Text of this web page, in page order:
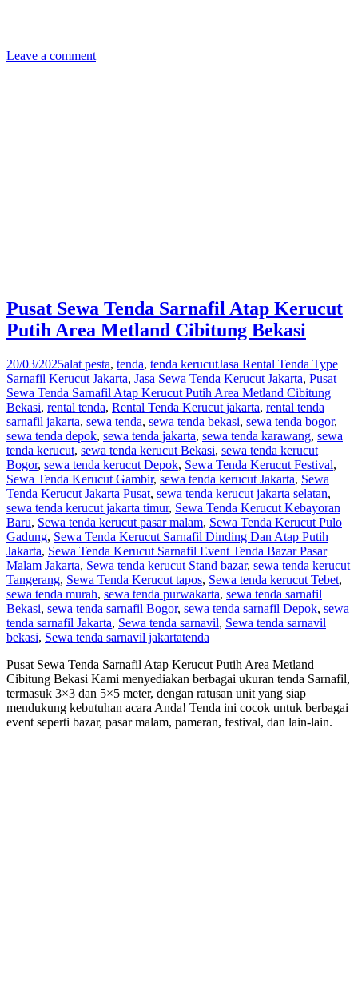
Leave a comment
Pusat Sewa Tenda Sarnafil Atap Kerucut
Putih Area Metland Cibitung Bekasi
20/03/2025alat pesta, tenda, tenda kerucutJasa Rental Tenda Type
Sarnafil Kerucut Jakarta, Jasa Sewa Tenda Kerucut Jakarta, Pusat
Sewa Tenda Sarnafil Atap Kerucut Putih Area Metland Cibitung
Bekasi, rental tenda, Rental Tenda Kerucut jakarta, rental tenda
sarnafil jakarta, sewa tenda, sewa tenda bekasi, sewa tenda bogor,
sewa tenda depok, sewa tenda jakarta, sewa tenda karawang, sewa
tenda kerucut, sewa tenda kerucut Bekasi, sewa tenda kerucut
Bogor, sewa tenda kerucut Depok, Sewa Tenda Kerucut Festival,
Sewa Tenda Kerucut Gambir, sewa tenda kerucut Jakarta, Sewa
Tenda Kerucut Jakarta Pusat, sewa tenda kerucut jakarta selatan,
sewa tenda kerucut jakarta timur, Sewa Tenda Kerucut Kebayoran
Baru, Sewa tenda kerucut pasar malam, Sewa Tenda Kerucut Pulo
Gadung, Sewa Tenda Kerucut Sarnafil Dinding Dan Atap Putih
Jakarta, Sewa Tenda Kerucut Sarnafil Event Tenda Bazar Pasar
Malam Jakarta, Sewa tenda kerucut Stand bazar, sewa tenda kerucut
Tangerang, Sewa Tenda Kerucut tapos, Sewa tenda kerucut Tebet,
sewa tenda murah, sewa tenda purwakarta, sewa tenda sarnafil
Bekasi, sewa tenda sarnafil Bogor, sewa tenda sarnafil Depok, sewa
tenda sarnafil Jakarta, Sewa tenda sarnavil, Sewa tenda sarnavil
bekasi, Sewa tenda sarnavil jakartatenda
Pusat Sewa Tenda Sarnafil Atap Kerucut Putih Area Metland
Cibitung Bekasi Kami menyediakan berbagai ukuran tenda Sarnafil,
termasuk 3×3 dan 5×5 meter, dengan ratusan unit yang siap
mendukung kebutuhan acara Anda! Tenda ini cocok untuk berbagai
event seperti bazar, pasar malam, pameran, festival, dan lain-lain.